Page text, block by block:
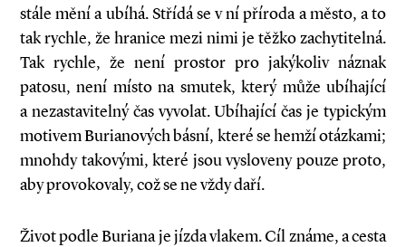
stále mění a ubíhá. Střídá se v ní příroda a město, a to
tak rychle, že hranice mezi nimi je těžko zachytitelná.
Tak rychle, že není prostor pro jakýkoliv náznak
patosu, není místo na smutek, který může ubíhající
a nezastavitelný čas vyvolat. Ubíhající čas je typickým
motivem Burianových básní, které se hemží otázkami;
mnohdy takovými, které jsou vysloveny pouze proto,
aby provokovaly, což se ne vždy daří.
Život podle Buriana je jízda vlakem. Cíl známe, a cesta